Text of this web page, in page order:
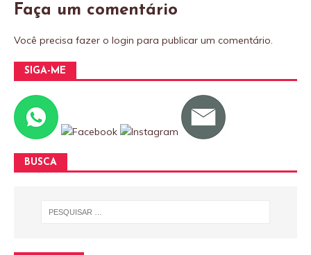
Faça um comentário
Você precisa fazer o login para publicar um comentário.
SIGA-ME
BUSCA